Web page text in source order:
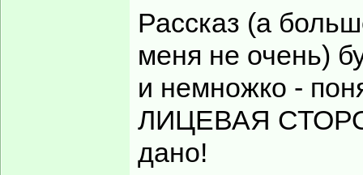
Рассказ (а
меня не очень)
и немножко -
ЛИЦЕВАЯ
дано!